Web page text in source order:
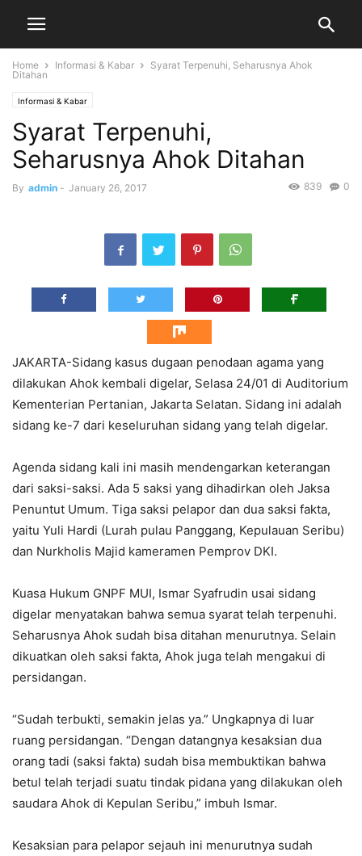
Home Informasi & Kabar
Syarat Terpenuhi, Seharusnya Ahok
Ditahan
Informasi & Kabar
Syarat Terpenuhi,
Seharusnya Ahok Ditahan
By admin - January 26, 2017 0
839
JAKARTA-Sidang kasus dugaan penodaan agama yang
dilakukan Ahok kembali digelar, Selasa 24/01 di Auditorium
Kementerian Pertanian, Jakarta Selatan. Sidang ini adalah
sidang ke-7 dari keseluruhan sidang yang telah digelar.
Agenda sidang kali ini masih mendengarkan keterangan
dari saksi-saksi. Ada 5 saksi yang dihadirkan oleh Jaksa
Penuntut Umum. Tiga saksi pelapor dan dua saksi fakta,
yaitu Yuli Hardi (Lurah pulau Panggang, Kepulauan Seribu)
dan Nurkholis Majid kameramen Pemprov DKI.
Kuasa Hukum GNPF MUI, Ismar Syafrudin usai sidang
digelar menyatakan bahwa semua syarat telah terpenuhi.
Seharusnya Ahok sudah bisa ditahan menurutnya. Selain
dikuatkan oleh saksi fakta, Ahok juga telah mengakui di
persidangan.
“Sudah terbukti, semakin jelas ya.” Ungkapnya di luar
ruang persidangan. “Dengan datangnya kesaksian dua
orang tadi (saksi fakta) sudah bisa membuktikan bahwa
betul telah terjadi suatu tindak pidana yang dilakukan oleh
saudara Ahok di Kepulan Seribu,” imbuh Ismar.
Kesaksian para pelapor sejauh ini menurutnya sudah